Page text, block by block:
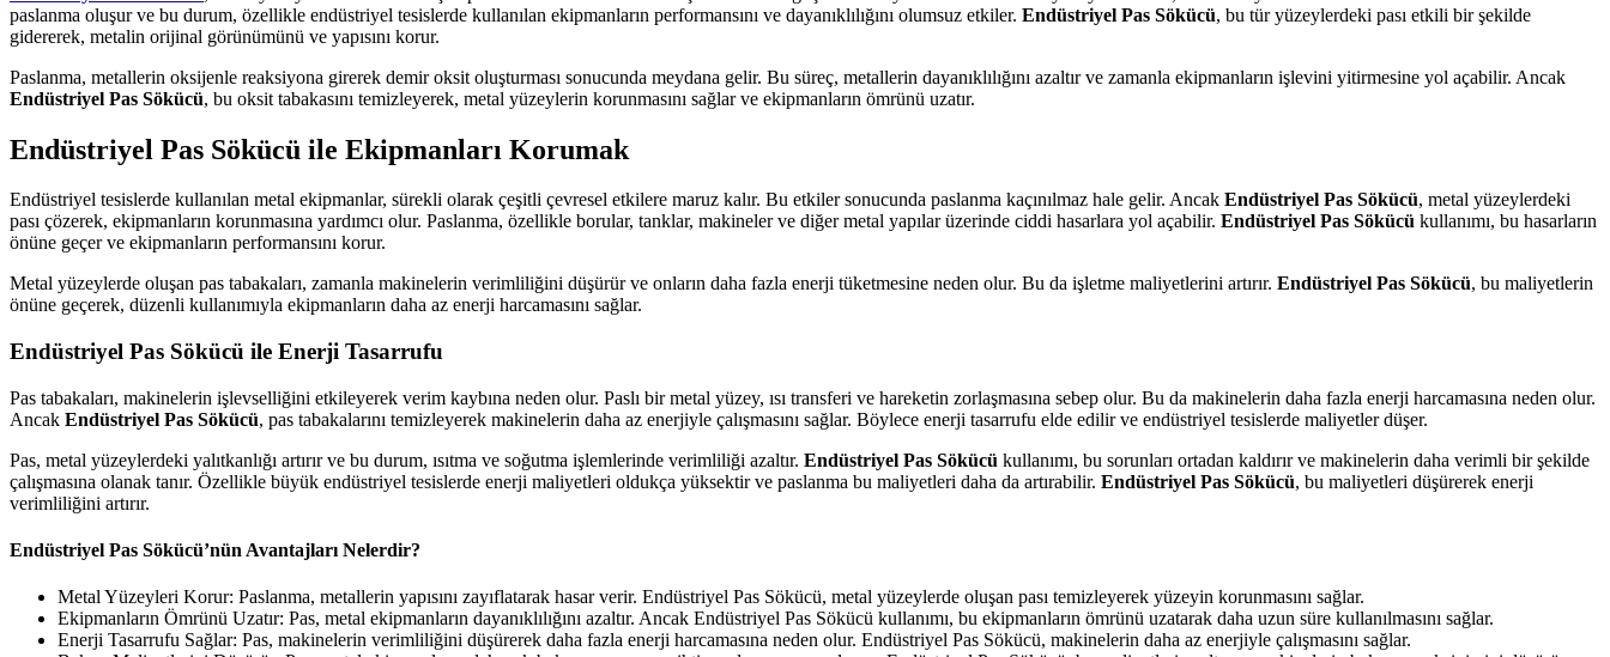
paslanma oluşur ve bu durum, özellikle endüstriyel tesislerde kullanılan ekipmanların performansını ve dayanıklılığını olumsuz etkiler. Endüstriyel Pas Sökücü, bu tür yüzeylerdeki pası etkili bir şekilde
gidererek, metalin orijinal görünümünü ve yapısını korur.
Paslanma, metallerin oksijenle reaksiyona girerek demir oksit oluşturması sonucunda meydana gelir. Bu süreç, metallerin dayanıklılığını azaltır ve zamanla ekipmanların işlevini yitirmesine yol açabilir. Ancak
Endüstriyel Pas Sökücü, bu oksit tabakasını temizleyerek, metal yüzeylerin korunmasını sağlar ve ekipmanların ömrünü uzatır.
Endüstriyel Pas Sökücü ile Ekipmanları Korumak
Endüstriyel tesislerde kullanılan metal ekipmanlar, sürekli olarak çeşitli çevresel etkilere maruz kalır. Bu etkiler sonucunda paslanma kaçınılmaz hale gelir. Ancak Endüstriyel Pas Sökücü, metal yüzeylerdeki
pası çözerek, ekipmanların korunmasına yardımcı olur. Paslanma, özellikle borular, tanklar, makineler ve diğer metal yapılar üzerinde ciddi hasarlara yol açabilir. Endüstriyel Pas Sökücü kullanımı, bu hasarların
önüne geçer ve ekipmanların performansını korur.
Metal yüzeylerde oluşan pas tabakaları, zamanla makinelerin verimliliğini düşürür ve onların daha fazla enerji tüketmesine neden olur. Bu da işletme maliyetlerini artırır. Endüstriyel Pas Sökücü, bu maliyetlerin
önüne geçerek, düzenli kullanımıyla ekipmanların daha az enerji harcamasını sağlar.
Endüstriyel Pas Sökücü ile Enerji Tasarrufu
Pas tabakaları, makinelerin işlevselliğini etkileyerek verim kaybına neden olur. Paslı bir metal yüzey, ısı transferi ve hareketin zorlaşmasına sebep olur. Bu da makinelerin daha fazla enerji harcamasına neden olur.
Ancak Endüstriyel Pas Sökücü, pas tabakalarını temizleyerek makinelerin daha az enerjiyle çalışmasını sağlar. Böylece enerji tasarrufu elde edilir ve endüstriyel tesislerde maliyetler düşer.
Pas, metal yüzeylerdeki yalıtkanlığı artırır ve bu durum, ısıtma ve soğutma işlemlerinde verimliliği azaltır. Endüstriyel Pas Sökücü kullanımı, bu sorunları ortadan kaldırır ve makinelerin daha verimli bir şekilde
çalışmasına olanak tanır. Özellikle büyük endüstriyel tesislerde enerji maliyetleri oldukça yüksektir ve paslanma bu maliyetleri daha da artırabilir. Endüstriyel Pas Sökücü, bu maliyetleri düşürerek enerji
verimliliğini artırır.
Endüstriyel Pas Sökücü’nün Avantajları Nelerdir?
Metal Yüzeyleri Korur: Paslanma, metallerin yapısını zayıflatarak hasar verir. Endüstriyel Pas Sökücü, metal yüzeylerde oluşan pası temizleyerek yüzeyin korunmasını sağlar.
Ekipmanların Ömrünü Uzatır: Pas, metal ekipmanların dayanıklılığını azaltır. Ancak Endüstriyel Pas Sökücü kullanımı, bu ekipmanların ömrünü uzatarak daha uzun süre kullanılmasını sağlar.
Enerji Tasarrufu Sağlar: Pas, makinelerin verimliliğini düşürerek daha fazla enerji harcamasına neden olur. Endüstriyel Pas Sökücü, makinelerin daha az enerjiyle çalışmasını sağlar.